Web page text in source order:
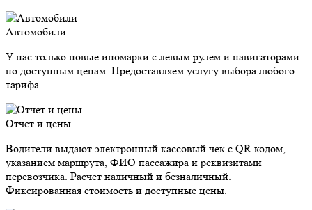
Автомобили
У нас только новые иномарки с левым рулем и навигаторами
по доступным ценам. Предоставляем услугу выбора любого
тарифа.
Отчет и цены
Водители выдают электронный кассовый чек с QR кодом,
указанием маршрута, ФИО пассажира и реквизитами
перевозчика. Расчет наличный и безналичный.
Фиксированная стоимость и доступные цены.